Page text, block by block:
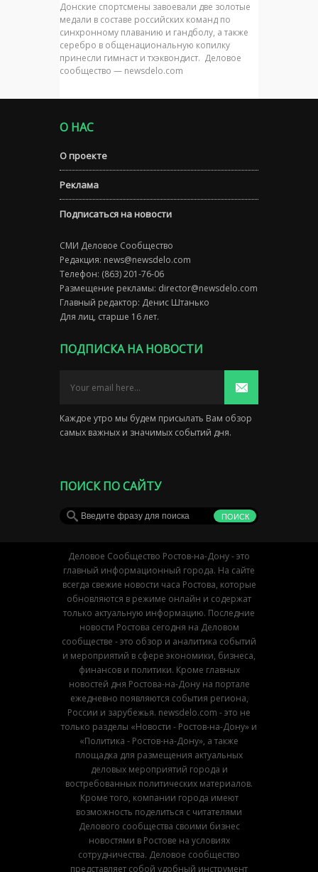
Донские спортсмены завоевали две золотые
медали в составе российских команд по
синхронному плаванию и гандболу, а также
серебро в общенациональную копилку
принесли гимнаст и тхэквондист. Деловое
сообщество — newsdelo.com
О НАС
О проекте
Реклама
Подписаться на новости
СМИ Деловое Сообщество
Редакция: news@newsdelo.com
Телефон: (863) 201-76-06
Размещение рекламы: director@newsdelo.com
Главный редактор: Денис Штанько
Для лиц, старше 16 лет.
ПОДПИСКА НА НОВОСТИ
Каждое утро мы будем присылать Вам обзор
самых важных и значимых событий дня.
ПОИСК ПО САЙТУ
Деловое Сообщество Ростов-на-Дону - это
главный информационный города. На сайте
всегда свежие новости часа Ростова, которые
обновляются в режиме онлайн и содержат
только актуальную информацию. Последние
новости Ростова сегодня на Деловом
сообществе - это обзор и аналитика событий
и мероприятий в сфере экономики, бизнеса,
финансов и политики. Кроме главных
новостей дня Ростова-на-Дону на портале
ежедневно появляются события региона,
России и зарубежья. newsdelo.com - это не
только разделы «Новости - Ростов-на-Дону» и
«Политика - Ростов-на-Дону», а также
площадка для размещения актуальных
деловых мероприятий города и
востребованных политических материалов.
Кроме того, компании города имеют
возможность поделиться с читателями
Делового сообщества своими бизнес
новостями в Ростове на условиях
сотрудничества. Деловое сообщество
представляет собой удобный инструмент